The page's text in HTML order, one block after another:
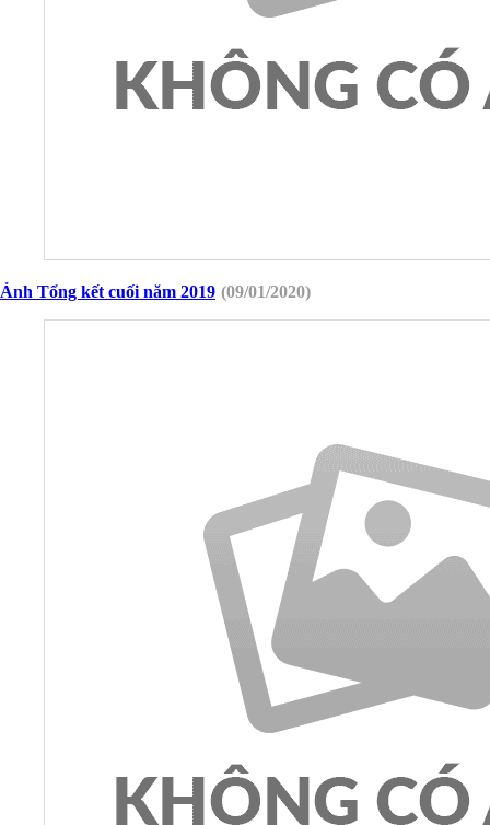
Ảnh Tổng kết cuối năm 2019 (09/01/2020)